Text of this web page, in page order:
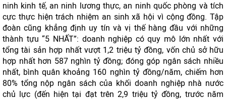
ninh kinh tế, an ninh lương thực, an ninh quốc phòng và tích
cực thực hiện trách nhiệm an sinh xã hội vì cộng đồng. Tập
đoàn cũng khẳng định uy tín và vị thế hàng đầu với những
thành tựu “5 NHẤT”: doanh nghiệp có quy mô lớn nhất với
tổng tài sản hợp nhất vượt 1,2 triệu tỷ đồng, vốn chủ sở hữu
hợp nhất hơn 587 nghìn tỷ đồng; đóng góp ngân sách nhiều
nhất, bình quân khoảng 160 nghìn tỷ đồng/năm, chiếm hơn
80% tổng nộp ngân sách của khối doanh nghiệp nhà nước
chủ lực (đến hiện tại đạt trên 2,9 triệu tỷ đồng, trước năm